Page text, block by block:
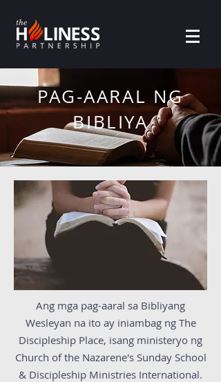
PAG-AARAL NG
BIBLIYA
Ang mga pag-aaral sa Bibliyang
Wesleyan na ito ay iniambag ng The
Discipleship Place, isang ministeryo ng
Church of the Nazarene's Sunday School
& Discipleship Ministries International.